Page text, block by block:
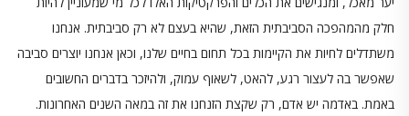
חלק מהמהפכה הסביבתית הזאת, שהיא בעצם לא רק סביבתית. אנחנו
משתדלים לחיות את הקיימות בכל תחום בחיים שלנו, וכאן אנחנו יוצרים סביבה
שאפשר בה לעצור רגע, להאט, לשאוף עמוק, ולהיזכר בדברים החשובים
באמת. באדמה יש אדם, רק שקצת הזנחנו את זה במאה השנים האחרונות.